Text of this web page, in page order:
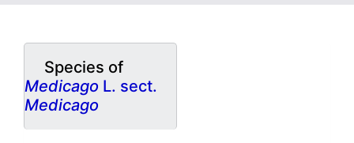
Species of
Medicago L. sect.
Medicago